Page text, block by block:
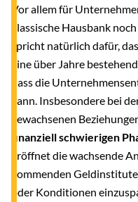
Vor allem für
klassische Hausbank
spricht natürlich dafür,
eine über Jahre
dass die
kann. Insbesondere bei
gewachsenen
finanziell schwierigen
eröffnet die wachsende
kommenden
oder Konditionen